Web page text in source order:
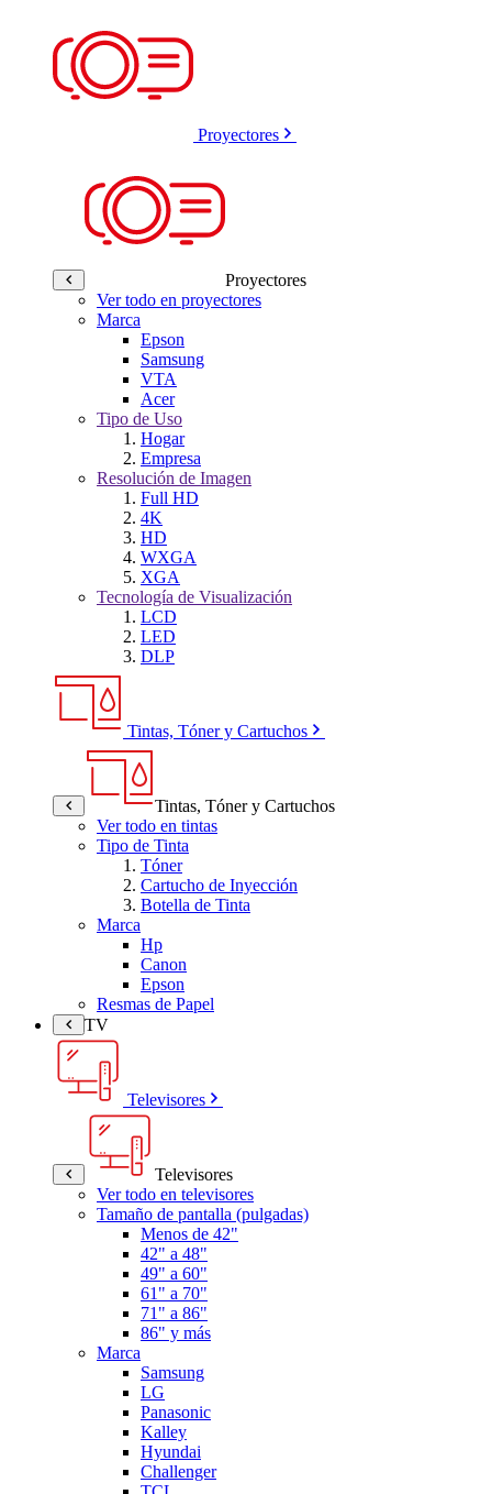
Proyectores
Proyectores
Ver todo en proyectores
Marca
Epson
Samsung
VTA
Acer
Tipo de Uso
Hogar
Empresa
Resolución de Imagen
Full HD
4K
HD
WXGA
XGA
Tecnología de Visualización
LCD
LED
DLP
Tintas, Tóner y Cartuchos
Tintas, Tóner y Cartuchos
Ver todo en tintas
Tipo de Tinta
Tóner
Cartucho de Inyección
Botella de Tinta
Marca
Hp
Canon
Epson
Resmas de Papel
TV
Televisores
Televisores
Ver todo en televisores
Tamaño de pantalla (pulgadas)
Menos de 42"
42" a 48"
49" a 60"
61" a 70"
71" a 86"
86" y más
Marca
Samsung
LG
Panasonic
Kalley
Hyundai
Challenger